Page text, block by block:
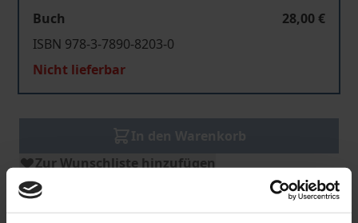
Buch
28,00 €
ISBN 978-3-7890-8203-0
Nicht lieferbar
In den Warenkorb
Zur Wunschliste hinzufügen
Hinweise zu Versandkosten